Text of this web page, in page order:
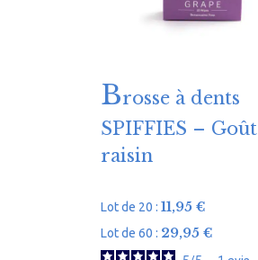
Brosse à dents
SPIFFIES – Goût
raisin
Lot de 20 :11,95€
Lot de 60 : 29,95€